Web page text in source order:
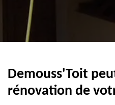
Demouss'Toit
rénovation de